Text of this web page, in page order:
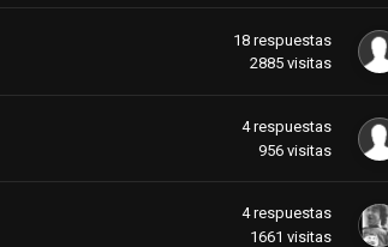
18 respuestas
2885 visitas
4 respuestas
956 visitas
4 respuestas
1661 visitas